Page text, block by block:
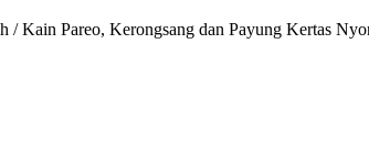
Kain Pareo, Kerongsang dan Payung Kertas